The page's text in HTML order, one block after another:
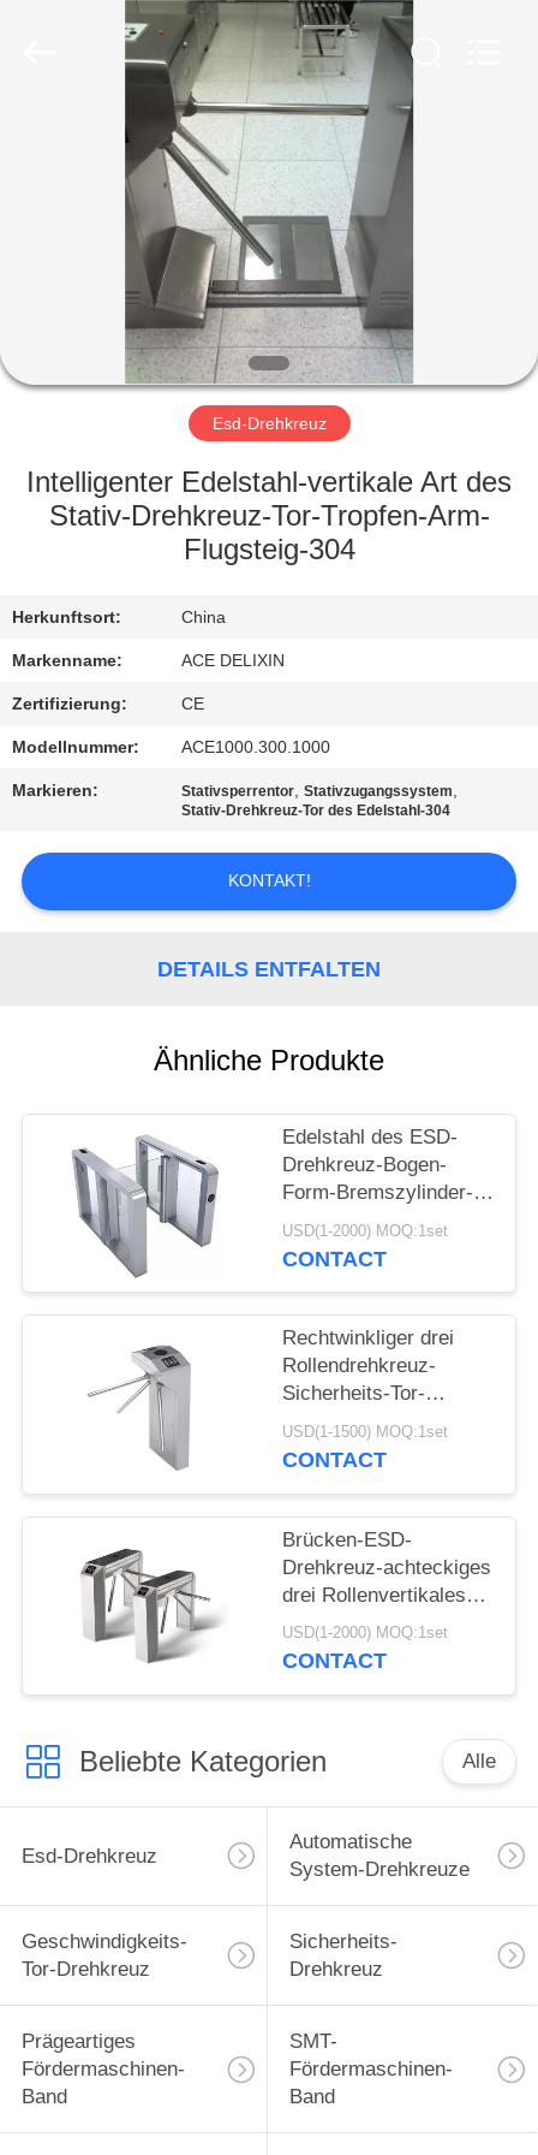
PRODUKTE
FABRIK-
QUALITÄTSKONTROLLE
SIE
MIT
UNS
IN
VERBINDUNG
NACHRICHTEN
SITEMAP
PRIVACY
POLICY
Esd-Drehkreuz
Intelligenter Edelstahl-vertikale Art des
Stativ-Drehkreuz-Tor-Tropfen-Arm-
Flugsteig-304
Herkunftsort: China
Markenname: ACE DELIXIN
Zertifizierung: CE
Modellnummer: ACE1000.300.1000
Markieren: Stativsperrentor,Stativzugangssystem,
Stativ-Drehkreuz-Tor des Edelstahl-304
KONTAKT!
DETAILS ENTFALTEN
Ähnliche Produkte
Edelstahl des ESD-
Drehkreuz-Bogen-
Form-Bremszylinder-
Pendel-304 im Freien
USD(1-2000) MOQ:1set
CONTACT
Rechtwinkliger drei
Rollendrehkreuz-
Sicherheits-Tor-
Edelstahl-vertikale Art
USD(1-1500) MOQ:1set
CONTACT
Brücken-ESD-
Drehkreuz-achteckiges
drei Rollenvertikales
Stativ-Drehkreuz
USD(1-2000) MOQ:1set
CONTACT
Beliebte Kategorien Alle
Esd-Drehkreuz
Automatische
System-Drehkreuze
Geschwindigkeits-
Tor-Drehkreuz
Sicherheits-
Drehkreuz
Prägeartiges
Fördermaschinen-
Band
SMT-
Fördermaschinen-
Band